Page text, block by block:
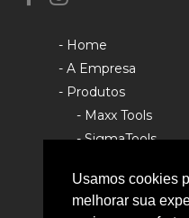
- Home
- A Empresa
- Produtos
- Maxx Tools
- SigmaTools
- Política de
Usamos cookies
melhorar sua